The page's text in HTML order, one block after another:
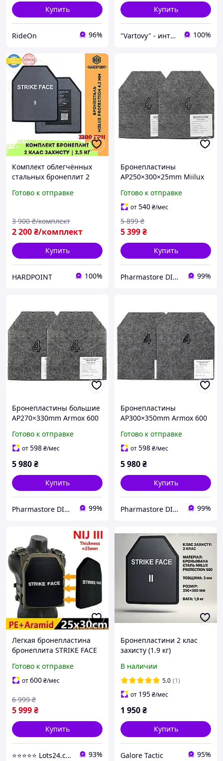
Купить
RideOn 96%
ый полиэтилен
Купить
"Vartovy" - интернет-магазин 100%
Комплект облегчённых
стальных бронеплит 2
500. Легкие
бронепластины в
бронежилет
Готово к отправке
2 200₴/комплект
3 900 ₴/комплект
Купить
HARDPOINT 100%
Бронепластины
AP250×300×25mm Miilux
пару
Готово к отправке
от540₴/мес
5 399₴
5 899 ₴
Купить
Pharmastore DISCOUNT 99%
Бронепластины большие
AP270×330mm Armox 600
пару
Готово к отправке
от598₴/мес
5 980₴
Купить
Pharmastore DISCOUNT 99%
Бронепластины
AP300×350mm Armox 600
Готово к отправке
от598₴/мес
5 980₴
Купить
Pharmastore DISCOUNT 99%
Легкая бронепластина
бронеплита STRIKE FACE
3A IIIA твердая для
плитоноски бронежилета
Готово к отправке
от600₴/мес
5 999₴
6 999 ₴
Купить
⭐️⭐️⭐️⭐️⭐️ Lots24.com.ua 93%
Бронепластини 2 клас
захисту (1.9 кг)
бронепластины 2 класс
В наличии
5.0 (1)
от 195₴/мес
1 950₴
Купить
Galore Tactic 95%